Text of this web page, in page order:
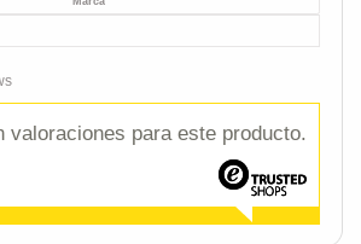
valoraciones para este producto.